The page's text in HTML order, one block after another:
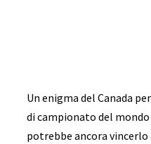
Un enigma del Canada
di campionato del
potrebbe ancora vincerlo